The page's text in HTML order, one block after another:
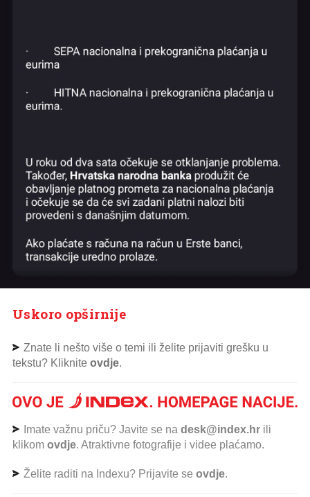
Uskoro opširnije
Znate li nešto više o temi ili želite prijaviti grešku u
tekstu? Kliknite ovdje.
Imate važnu priču? Javite se na desk@index.hr ili
klikom ovdje. Atraktivne fotografije i videe plaćamo.
Želite raditi na Indexu? Prijavite se ovdje.